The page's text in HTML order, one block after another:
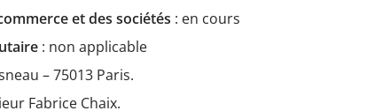
et des sociétés : en cours
: non applicable
– 75013 Paris.
Fabrice Chaix.